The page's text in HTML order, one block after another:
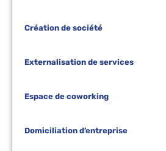
Création de société
Externalisation de services
Espace de coworking
Domiciliation d’entreprise